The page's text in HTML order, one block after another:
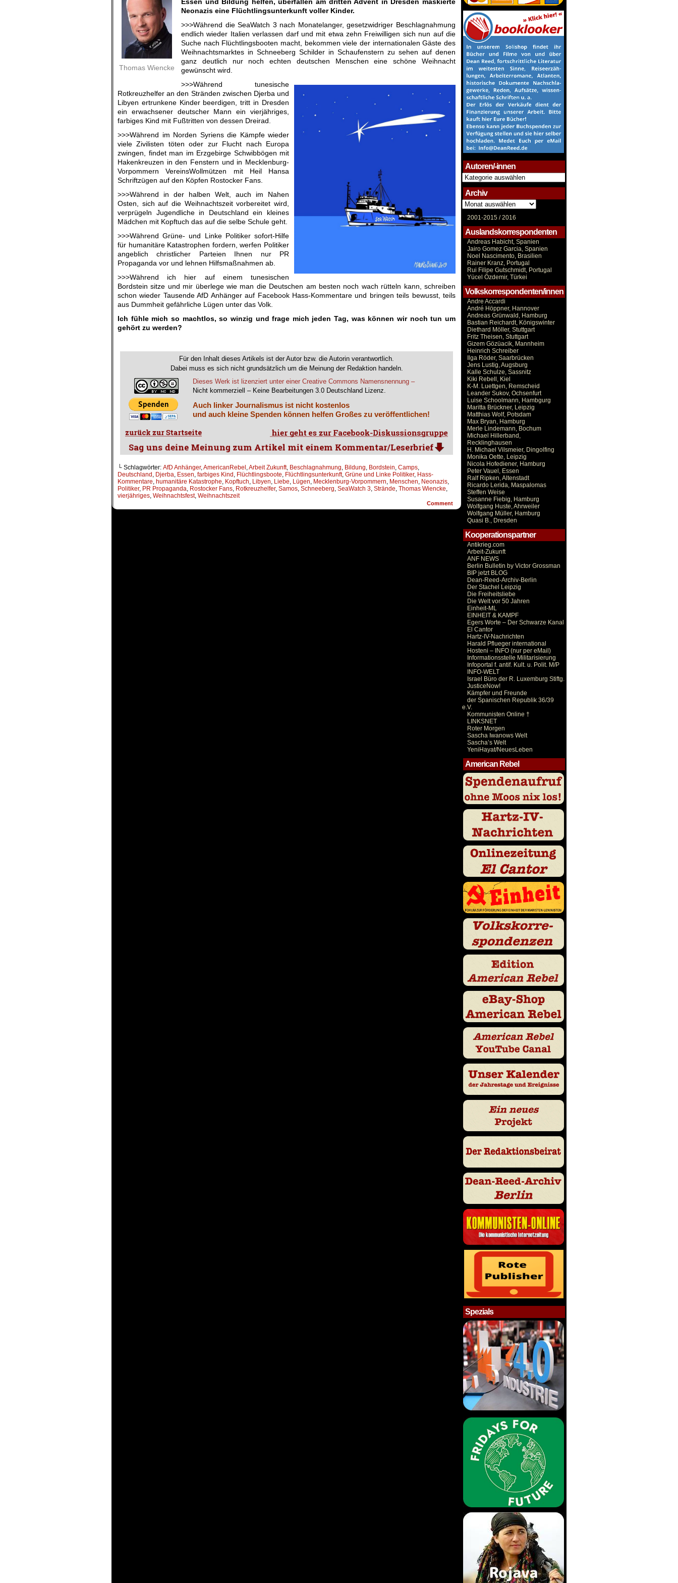
Thomas Wiencke
Neonazis eine Flüchtlingsunterkunft voller Kinder.
>>>Während die SeaWatch 3 nach Monatelanger, gesetzwidriger Beschlagnahmung
endlich wieder Italien verlassen darf und mit etwa zehn Freiwilligen sich nun auf die
Suche nach Flüchtlingsbooten macht, bekommen viele der internationalen Gäste des
Weihnachtsmarktes in Schneeberg Schilder in Schaufenstern zu sehen auf denen
ganz deutlich nur noch echten deutschen Menschen eine schöne Weihnacht
gewünscht wird.
>>>Während tunesische
Rotkreuzhelfer an den Stränden zwischen Djerba und
Libyen ertrunkene Kinder beerdigen, tritt in Dresden
ein erwachsener deutscher Mann ein vierjähriges,
farbiges Kind mit Fußtritten von dessen Dreirad.
>>>Während im Norden Syriens die Kämpfe wieder
viele Zivilisten töten oder zur Flucht nach Europa
zwingen, findet man im Erzgebirge Schwibbögen mit
Hakenkreuzen in den Fenstern und in Mecklenburg-
Vorpommern VereinsWollmützen mit Heil Hansa
Schriftzügen auf den Köpfen Rostocker Fans.
>>>Während in der halben Welt, auch im Nahen
Osten, sich auf die Weihnachtszeit vorbereitet wird,
verprügeln Jugendliche in Deutschland ein kleines
Mädchen mit Kopftuch das auf die selbe Schule geht.
>>>Während Grüne- und Linke Politiker sofort-Hilfe
für humanitäre Katastrophen fordern, werfen Politiker
angeblich christlicher Parteien Ihnen nur PR
Propaganda vor und lehnen Hilfsmaßnahmen ab.
>>>Während ich hier auf einem tunesischen
Bordstein sitze und mir überlege wie man die Deutschen am besten noch wach rütteln kann, schreiben
schon wieder Tausende AfD Anhänger auf Facebook Hass-Kommentare und bringen teils bewusst, teils
aus Dummheit gefährliche Lügen unter das Volk.
Ich fühle mich so machtlos, so winzig und frage mich jeden Tag, was können wir noch tun um
gehört zu werden?
Für den Inhalt dieses Artikels ist der Autor bzw. die Autorin verantwortlich.
Dabei muss es sich nicht grundsätzlich um die Meinung der Redaktion handeln.
Dieses Werk ist lizenziert unter einer Creative Commons Namensnennung –
Nicht kommerziell – Keine Bearbeitungen 3.0 Deutschland Lizenz.
Auch linker Journalismus ist nicht kostenlos
und auch kleine Spenden können helfen Großes zu veröffentlichen!
└ Schlagwörter: AfD Anhänger,AmericanRebel ,Arbeit Zukunft, Beschlagnahmung, Bildung, Bordstein, Camps,
Deutschland , Djerba, Essen, farbiges Kind , Flüchtlingsboote, Flüchtlingsunterkunft, Grüne und Linke Politiker, Hass-
Kommentare, humanitäre Katastrophe, Kopftuch, Libyen, Liebe, Lügen, Mecklenburg-Vorpommern, Menschen, Neonazis,
Politiker, PR Propaganda, Rostocker Fans, Rotkreuzhelfer, Samos, Schneeberg, SeaWatch 3, Strände, Thomas Wiencke,
vierjähriges, Weihnachtsfest, Weihnachtszeit
Comment
Autoren/-innen
Autoren/-
innen
Archiv
Archiv
2001-2015 /2016
Auslandskorrespondenten
Andreas Habicht, Spanien
Jairo Gomez Garcia, Spanien
Noel Nascimento, Brasilien
Rainer Kranz, Portugal
Rui Filipe Gutschmidt, Portugal
Yücel Özdemir, Türkei
Volkskorrespondenten/innen
Andre Accardi
André Höppner, Hannover
Andreas Grünwald, Hamburg
Bastian Reichardt, Königswinter
Diethard Möller, Stuttgart
Fritz Theisen, Stuttgart
Gizem Gözüacik, Mannheim
Heinrich Schreiber
Ilga Röder, Saarbrücken
Jens Lustig, Augsburg
Kalle Schulze, Sassnitz
Kiki Rebell, Kiel
K-M. Luettgen, Remscheid
Leander Sukov, Ochsenfurt
Luise Schoolmann, Hambgurg
Maritta Brückner, Leipzig
Matthias Wolf, Potsdam
Max Bryan, Hamburg
Merle Lindemann, Bochum
Michael Hillerband,
Recklinghausen
H. Michael Vilsmeier, Dingolfing
Monika Oette, Leipzig
Nicola Hofediener, Hamburg
Peter Vauel, Essen
Ralf Ripken, Altenstadt
Ricardo Lerida, Maspalomas
Steffen Weise
Susanne Fiebig, Hamburg
Wolfgang Huste, Ahrweiler
Wolfgang Müller, Hamburg
Quasi B., Dresden
Kooperationspartner
Antikrieg.com
Arbeit-Zukunft
ANF NEWS
Berlin Bulletin by Victor Grossman
BIP jetzt BLOG
Dean-Reed-Archiv-Berlin
Der Stachel Leipzig
Die Freiheitsliebe
Die Welt vor 50 Jahren
Einheit-ML
EINHEIT & KAMPF
Egers Worte – Der Schwarze Kanal
El Cantor
Hartz-IV-Nachrichten
Harald Pflueger international
Hosteni – INFO (nur per eMail)
Informationsstelle Militarisierung
Infoportal f. antif. Kult. u. Polit. M/P
INFO-WELT
Israel Büro der R. Luxemburg Stiftg.
JusticeNow!
Kämpfer und Freunde
der Spanischen Republik 36/39
e.V.
Kommunisten Online †
LINKSNET
Roter Morgen
Sascha Iwanows Welt
Sascha’s Welt
YeniHayat/NeuesLeben
American Rebel
Spezials